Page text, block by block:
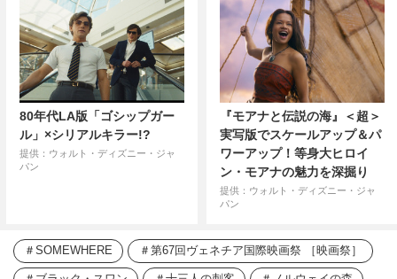
80年代LA版「ゴシップガー
ル」×シリアルキラー!?
提供：ウォルト・ディズニー・ジャ
パン
『モアナと伝説の海』＜超＞
実写版でスケールアップ＆パ
ワーアップ！等身大ヒロイ
ン・モアナの魅力を深掘り
提供：ウォルト・ディズニー・ジャ
パン
SOMEWHERE 第67回ヴェネチア国際映画祭 ［映画祭］